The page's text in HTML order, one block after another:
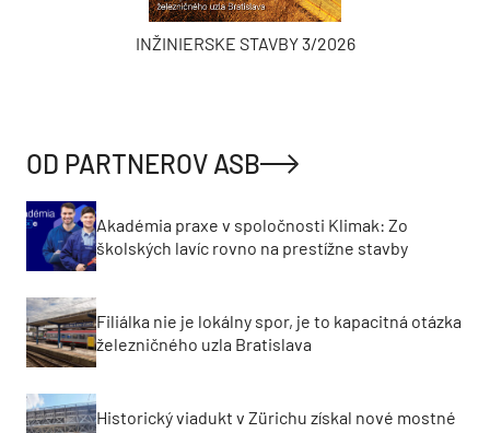
INŽINIERSKE STAVBY 3/2026
OD PARTNEROV ASB
Akadémia praxe v spoločnosti Klimak: Zo
školských lavíc rovno na prestížne stavby
Filiálka nie je lokálny spor, je to kapacitná otázka
železničného uzla Bratislava
Historický viadukt v Zürichu získal nové mostné